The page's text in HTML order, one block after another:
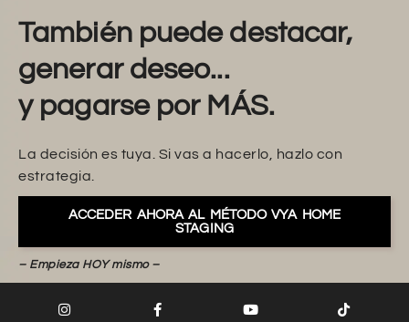
También puede destacar,
generar deseo...
y pagarse por MÁS.
La decisión es tuya. Si vas a hacerlo, hazlo con
estrategia.
ACCEDER AHORA AL MÉTODO VYA HOME
STAGING
– Empieza HOY mismo –